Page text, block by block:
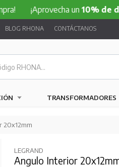
un10% de
BLOG RHONA CONTÁCTANOS
TRANSFORMADORES
20x12mm
LEGRAND
Angulo Interior